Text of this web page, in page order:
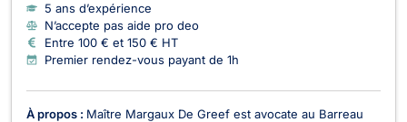
5 ans d’expérience
N’accepte pas aide pro deo
Entre 100 € et 150 € HT
Premier rendez-vous payant de 1h
À propos : Maître Margaux De Greef est avocate au Barreau